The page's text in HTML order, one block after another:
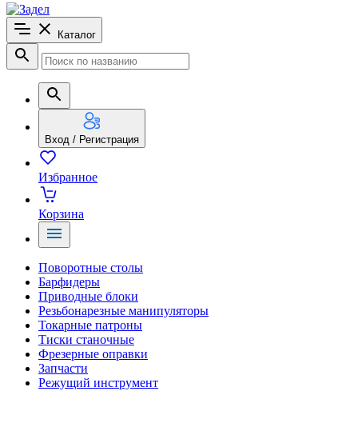
Каталог
Вход / Регистрация
Избранное
Корзина
Поворотные столы
Барфидеры
Приводные блоки
Резьбонарезные манипуляторы
Токарные патроны
Тиски станочные
Фрезерные оправки
Запчасти
Режущий инструмент